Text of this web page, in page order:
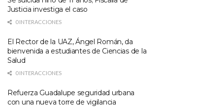
Justicia investiga el caso
0 INTERACCIONES
El Rector de la UAZ, Ángel Román, da
bienvenida a estudiantes de Ciencias de la
Salud
0 INTERACCIONES
Refuerza Guadalupe seguridad urbana
con una nueva torre de vigilancia